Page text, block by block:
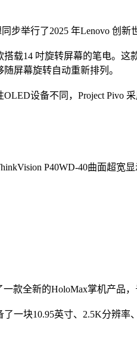
步举行了2025 年Lenovo 创新
搭载14 吋旋转屏幕的笔电。
屏幕旋转自动重新排列。
设备不同，Project Pivo
P40WD-40曲面超宽
一款全新的HoloMax掌机产品
了一块10.95英寸、2.5K分辨